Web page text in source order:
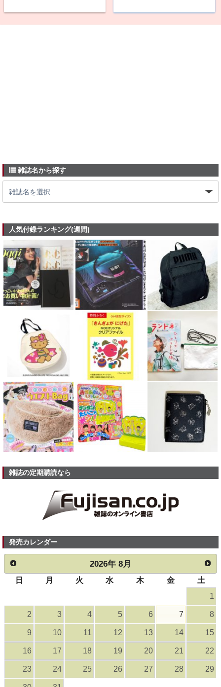
雑誌名から探す
人気付録ランキング(週間)
雑誌の定期購読なら
発売カレンダー
2026年 8月
日 月 火 水 木 金
土
1
2 3 4 5 6 7 8
9 10 11 12 13 14 15
16 17 18 19 20 21 22
23 24 25 26 27 28 29